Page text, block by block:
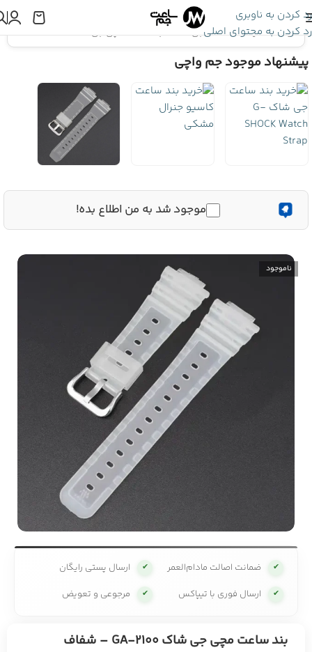
رد کردن به ناوبری
رد کردن به محتوای اصلی
اینجا هستید:بند ساعت جی شاک»بند ساعت مچی جی شاک GA-2100 – شفاف
پیشنهاد موجود جم واچی
موجود شد به من اطلاع بده!
ناموجود
✔ ضمانت اصالت مادام‌العمر ✔ ارسال پستی رایگان
✔ ارسال فوری با تیپاکس ✔ مرجوعی و تعویض
بند ساعت مچی جی شاک GA-2100 – شفاف